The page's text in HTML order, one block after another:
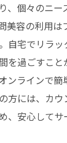
、個々のニー
美容の利用は
自宅でリラッ
を過ごすこと
ンラインで簡
方には、カ
、安心してサ